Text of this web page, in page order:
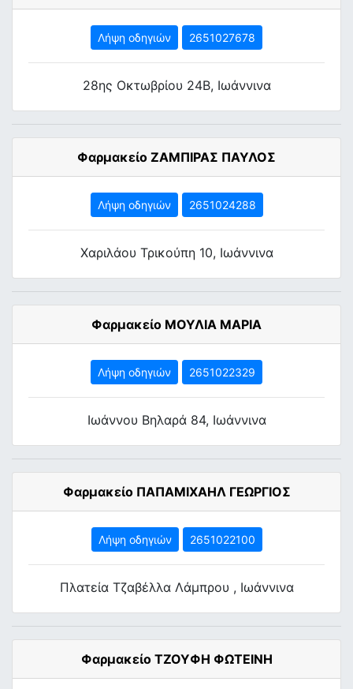
Λήψη οδηγιών 2651027678
28ης Οκτωβρίου 24Β, Ιωάννινα
Φαρμακείο ΖΑΜΠΙΡΑΣ ΠΑΥΛΟΣ
Λήψη οδηγιών 2651024288
Χαριλάου Τρικούπη 10, Ιωάννινα
Φαρμακείο ΜΟΥΛΙΑ ΜΑΡΙΑ
Λήψη οδηγιών 2651022329
Ιωάννου Βηλαρά 84, Ιωάννινα
Φαρμακείο ΠΑΠΑΜΙΧΑΗΛ ΓΕΩΡΓΙΟΣ
Λήψη οδηγιών 2651022100
Πλατεία Τζαβέλλα Λάμπρου , Ιωάννινα
Φαρμακείο ΤΖΟΥΦΗ ΦΩΤΕΙΝΗ